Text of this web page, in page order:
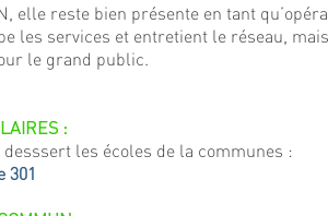
elle reste bien présente en tant
les services et entretient le réseau,
le grand public.
:
les écoles de la communes :
301